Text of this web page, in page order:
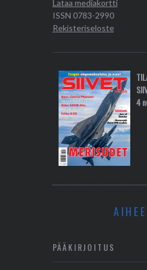
Lataa mediakortti
ISSN 0783-2990
Rekisteriseloste
4
PÄÄKIRJOITUS